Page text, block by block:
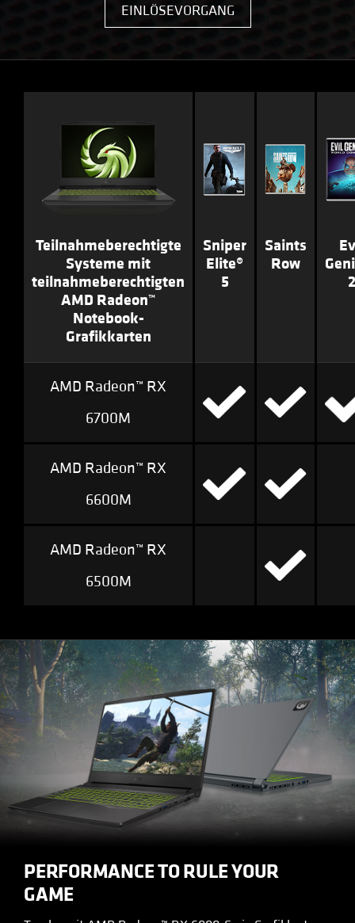
EINLÖSEVORGANG
Teilnahmeberechtigte
Systeme mit
teilnahmeberechtigten
AMD Radeon™
Notebook-
Grafikkarten
Sniper
Elite®
5
Saints
Row
2
AMD Radeon™ RX
6700M
AMD Radeon™ RX
6600M
AMD Radeon™ RX
6500M
PERFORMANCE TO RULE YOUR
GAME